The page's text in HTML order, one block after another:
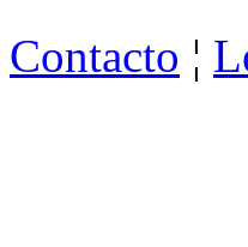
Contacto ¦